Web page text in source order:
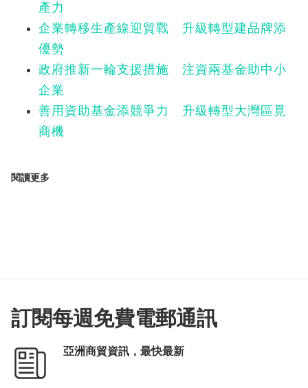
產力
企業轉移生產線迎貿戰 升級轉型建品牌添
優勢
政府推新一輪支援措施 注資兩基金助中小
企業
善用資助基金添競爭力 升級轉型大灣區覓
商機
閱讀更多
訂閱每週免費電郵通訊
亞洲商貿資訊，最快最新